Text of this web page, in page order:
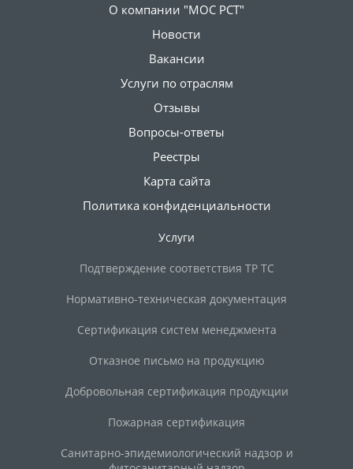
О компании "МОС РСТ"
Новости
Вакансии
Услуги по отраслям
Отзывы
Вопросы-ответы
Реестры
Карта сайта
Политика конфиденциальности
Услуги
Подтверждение соответствия ТР ТС
Нормативно-техническая документация
Сертификация систем менеджмента
Отказное письмо на продукцию
Добровольная сертификация продукции
Пожарная сертификация
Санитарно-эпидемиологический надзор и